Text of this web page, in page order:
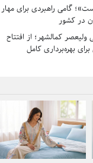
گامی راهبردی برای مهار
در کشور
تختخوابی ولیعصر کمالشهر؛ از افتتاح
بهره‌برداری کامل